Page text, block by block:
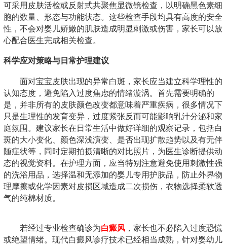
可采用皮肤活检或反射式共聚焦显微镜检查，以明确黑色素细
胞的数量、形态与功能状态。这些检查手段均具有高度的安全
性，不会对婴儿娇嫩的肌肤造成明显刺激或伤害，家长可以放
心配合医生完成相关检查。
科学应对策略与日常护理建议
面对宝宝皮肤出现的异常白斑，家长应当建立科学理性的
认知态度，避免陷入过度焦虑的情绪漩涡。首先需要明确的
是，并非所有的皮肤颜色改变都意味着严重疾病，很多情况下
只是生理性的发育变异，过度紧张反而可能影响乳汁分泌和家
庭氛围。建议家长在日常生活中做好详细的观察记录，包括白
斑的大小变化、颜色深浅演变、是否出现扩散趋势以及有无伴
随症状等，同时定期拍摄清晰的对比照片，为医生诊断提供动
态的视觉资料。在护理方面，应当特别注意避免使用刺激性强
的洗浴用品，选择温和无添加的婴儿专用护肤品，防止外界物
理摩擦或化学因素对皮损区域造成二次损伤，衣物选择柔软透
气的纯棉材质。
若经过专业检查确诊为白癜风 ，家长也不必陷入过度恐慌
或绝望情绪。现代白癜风诊疗技术已经相当成熟，针对婴幼儿